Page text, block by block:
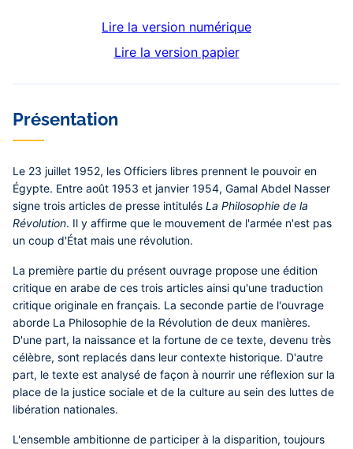
Lire la version numérique
Lire la version papier
Contenu
central
Présentation
Le 23 juillet 1952, les Officiers libres prennent le pouvoir en
Égypte. Entre août 1953 et janvier 1954, Gamal Abdel Nasser
signe trois articles de presse intitulés La Philosophie de la
Révolution. Il y affirme que le mouvement de l'armée n'est pas
un coup d'État mais une révolution.
La première partie du présent ouvrage propose une édition
critique en arabe de ces trois articles ainsi qu'une traduction
critique originale en français. La seconde partie de l'ouvrage
aborde La Philosophie de la Révolution de deux manières.
D'une part, la naissance et la fortune de ce texte, devenu très
célèbre, sont replacés dans leur contexte historique. D'autre
part, le texte est analysé de façon à nourrir une réflexion sur la
place de la justice sociale et de la culture au sein des luttes de
libération nationales.
L'ensemble ambitionne de participer à la disparition, toujours